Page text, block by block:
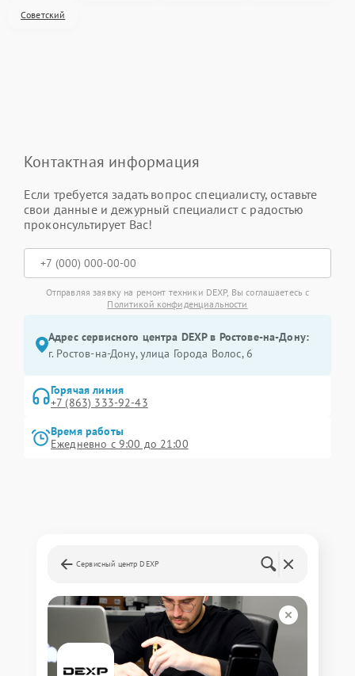
Советский
Контактная информация
Если требуется задать вопрос специалисту, оставьте
свои данные и дежурный специалист с радостью
проконсультирует Вас!
Отправляя заявку на ремонт техники DEXP, Вы соглашаетесь с
Политикой конфиденциальности
Адрес сервисного центра DEXP в Ростове-на-Дону:
г. Ростов-на-Дону, улица Города Волос, 6
Горячая линия
+7 (863) 333-92-43
Время работы
Ежедневно с 9:00 до 21:00
Сервисный центр DEXP